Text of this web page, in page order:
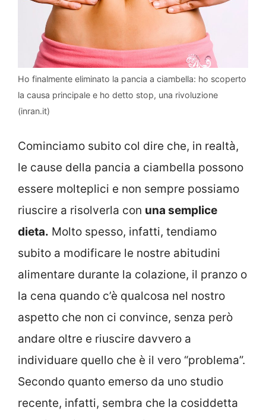
Ho finalmente eliminato la pancia a ciambella: ho scoperto
la causa principale e ho detto stop, una rivoluzione
(inran.it)
Cominciamo subito col dire che, in realtà,
le cause della pancia a ciambella possono
essere molteplici e non sempre possiamo
riuscire a risolverla con una semplice
dieta. Molto spesso, infatti, tendiamo
subito a modificare le nostre abitudini
alimentare durante la colazione, il pranzo o
la cena quando c’è qualcosa nel nostro
aspetto che non ci convince, senza però
andare oltre e riuscire davvero a
individuare quello che è il vero “problema”.
Secondo quanto emerso da uno studio
recente, infatti, sembra che la cosiddetta